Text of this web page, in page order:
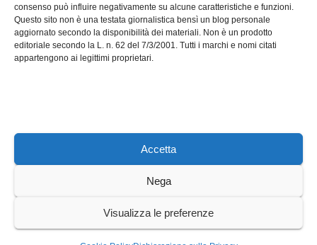
consenso può influire negativamente su alcune caratteristiche e funzioni.
Questo sito non è una testata giornalistica bensì un blog personale
aggiornato secondo la disponibilità dei materiali. Non è un prodotto
editoriale secondo la L. n. 62 del 7/3/2001. Tutti i marchi e nomi citati
appartengono ai legittimi proprietari.
Accetta
Nega
Visualizza le preferenze
Axeleroacademy.it
Sviluppato con orgoglio da WordPress
Themeansar.